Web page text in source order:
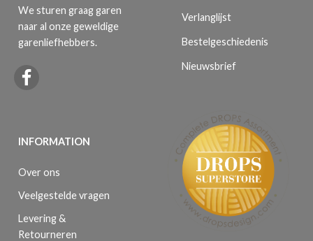
We sturen graag garen
naar al onze geweldige
garenliefhebbers.
INFORMATION
Over ons
Veelgestelde vragen
Levering &
Retourneren
Verlanglijst
Bestelgeschiedenis
Nieuwsbrief